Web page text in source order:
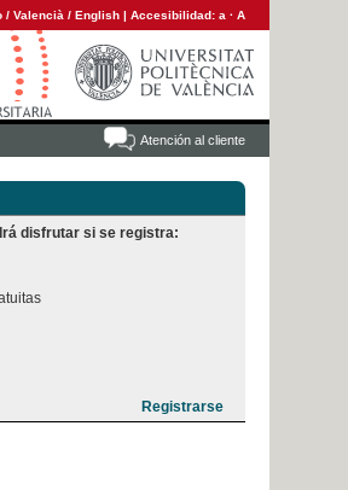
/ Valencià / English | Accesibilidad: a · A
Atención al cliente
disfrutar si se registra: